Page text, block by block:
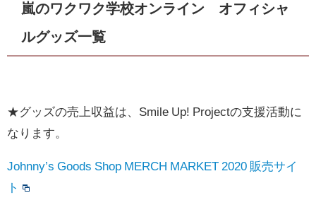
嵐のワクワク学校オンライン オフィシャ
ルグッズ一覧
★グッズの売上収益は、Smile Up! Projectの支援活動に
なります。
Johnny’s Goods Shop MERCH MARKET 2020 販売サイ
ト